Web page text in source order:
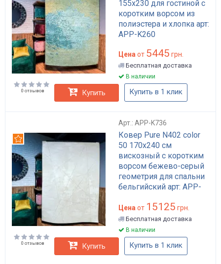
155х230 для гостиной с
коротким ворсом из
полиэстера и хлопка арт:
APP-K260
Цена от 5445 грн.
Бесплатная доставка
В наличии
0 отзывов Купить Купить в 1 клик
Арт.: APP-K736
Ковер Pure N402 color
50 170x240 см
вискозный с коротким
ворсом бежево-серый
геометрия для спальни
бельгийский арт: APP-
Рекомендуем
Цена от 15125 грн.
Бесплатная доставка
В наличии
0 отзывов Купить Купить в 1 клик